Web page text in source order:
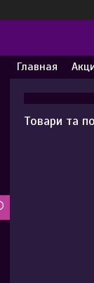
Главная
Товари та